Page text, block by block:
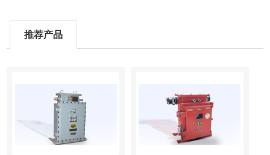
推荐产品